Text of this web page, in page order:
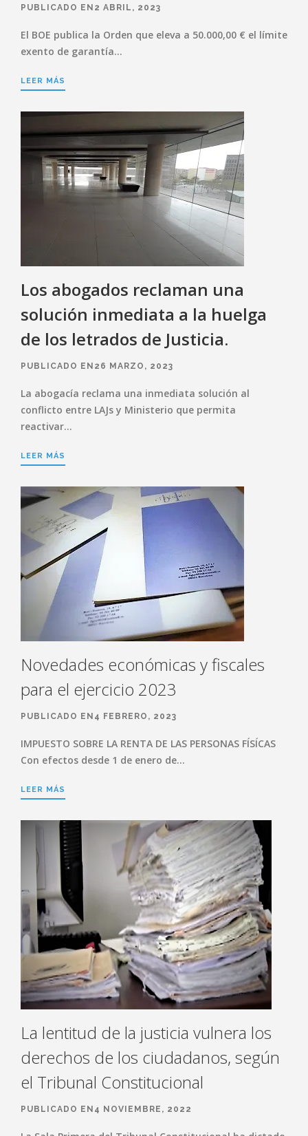
PUBLICADO EN2 ABRIL, 2023
El BOE publica la Orden que eleva a 50.000,00 € el límite
exento de garantía…
LEER MÁS
Los abogados reclaman una
solución inmediata a la huelga
de los letrados de Justicia.
PUBLICADO EN26 MARZO, 2023
La abogacía reclama una inmediata solución al
conflicto entre LAJs y Ministerio que permita
reactivar…
LEER MÁS
Novedades económicas y fiscales
para el ejercicio 2023
PUBLICADO EN4 FEBRERO, 2023
IMPUESTO SOBRE LA RENTA DE LAS PERSONAS FÍSÍCAS
Con efectos desde 1 de enero de…
LEER MÁS
La lentitud de la justicia vulnera los
derechos de los ciudadanos, según
el Tribunal Constitucional
PUBLICADO EN4 NOVIEMBRE, 2022